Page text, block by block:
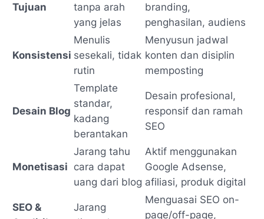
Tujuan
tanpa arah
yang jelas
branding,
penghasilan, audiens
Konsistensi
Menulis
sesekali, tidak
rutin
Menyusun jadwal
konten dan disiplin
memposting
Desain Blog
Template
standar,
kadang
berantakan
Desain profesional,
responsif dan ramah
SEO
Monetisasi
Jarang tahu
cara dapat
uang dari blog
Aktif menggunakan
Google Adsense,
afiliasi, produk digital
SEO &
Jarang
Menguasai SEO on-
page/off-page,